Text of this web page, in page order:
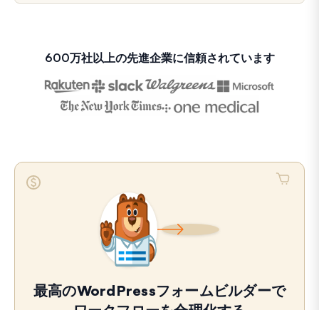
600万社以上の先進企業に信頼されています
最高のWordPressフォームビルダーで